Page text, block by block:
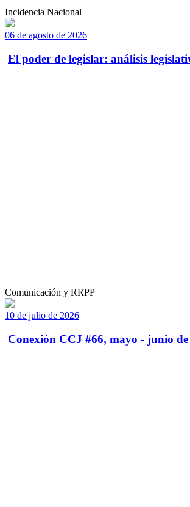
Incidencia Nacional
06 de agosto de 2026
El poder de legislar: análisis
Comunicación y RRPP
10 de julio de 2026
Conexión CCJ #66, mayo - junio